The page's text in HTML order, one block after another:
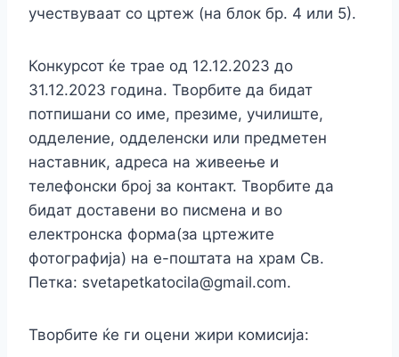
учествуваат со цртеж (на блок бр. 4 или 5).
Конкурсот ќе трае од 12.12.2023 до
31.12.2023 година. Творбите да бидат
потпишани со име, презиме, училиште,
одделение, одделенски или предметен
наставник, адреса на живеење и
телефонски број за контакт. Творбите да
бидат доставени во писмена и во
електронска форма(за цртежите
фотографија) на е-поштата на храм Св.
Петка: svetapetkatocila@gmail.com.
Творбите ќе ги оцени жири комисија: